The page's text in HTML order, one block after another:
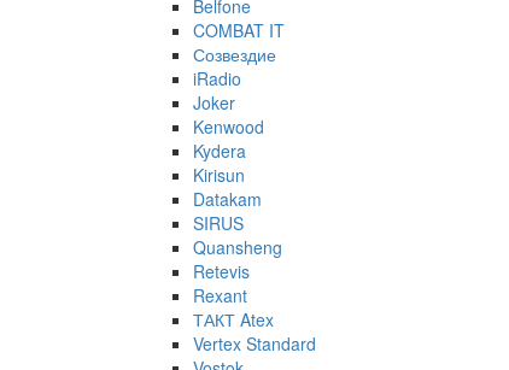
Belfone
COMBAT IT
Созвездие
iRadio
Joker
Kenwood
Kydera
Kirisun
Datakam
SIRUS
Quansheng
Retevis
Rexant
ТАКТ Atex
Vertex Standard